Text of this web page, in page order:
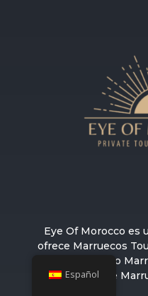
Eye Of Morocco es
ofrece Marruecos
desierto en todo
ocultas de
Español